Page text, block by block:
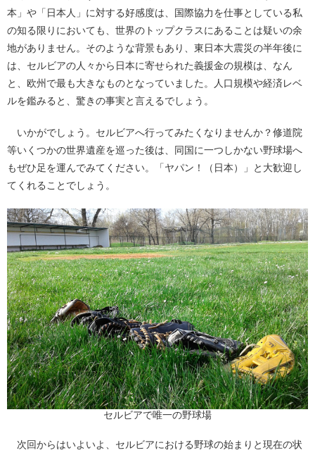
本」や「日本人」に対する好感度は、国際協力を仕事としている私
の知る限りにおいても、世界のトップクラスにあることは疑いの余
地がありません。そのような背景もあり、東日本大震災の半年後に
は、セルビアの人々から日本に寄せられた義援金の規模は、なん
と、欧州で最も大きなものとなっていました。人口規模や経済レベ
ルを鑑みると、驚きの事実と言えるでしょう。
いかがでしょう。セルビアへ行ってみたくなりませんか？修道院
等いくつかの世界遺産を巡った後は、同国に一つしかない野球場へ
もぜひ足を運んでみてください。「ヤパン！（日本）」と大歓迎し
てくれることでしょう。
セルビアで唯一の野球場
次回からはいよいよ、セルビアにおける野球の始まりと現在の状